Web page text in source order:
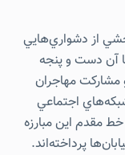
از دشواري‌هايي
آن دست و پنجه
مهاجران
شبكه‌هاي اجتماعي
مقدم اين مبارزه
پرداخته‌اند.